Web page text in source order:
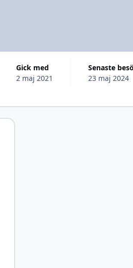
Gick med
2 maj 2021
Senaste
23 maj 2024